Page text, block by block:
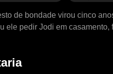
de bondade virou cinco
ele pedir Jodi em